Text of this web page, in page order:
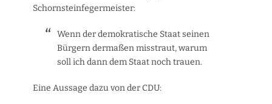
Schornsteinfegermeister:
Wenn der demokratische Staat seinen
Bürgern dermaßen misstraut, warum
soll ich dann dem Staat noch trauen.
Eine Aussage dazu von der CDU: